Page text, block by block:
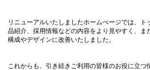
リニューアルいたしましたホームぺージでは、ト
品紹介、採用情報などの内容をより見やすく、ま
構成やデザインに改善いたしました。
これからも、引き続きご利用の皆様のお役に立つ